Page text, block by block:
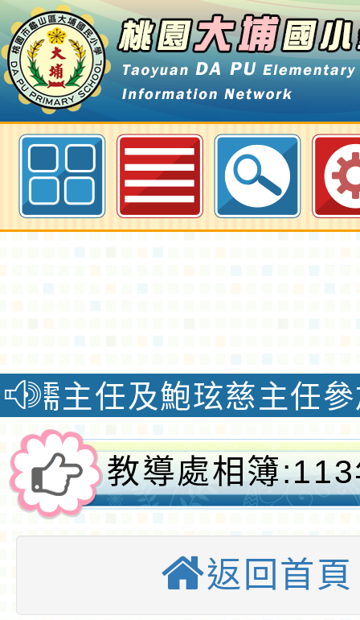
113年度原住民族語言能力認證初
鮑玹慈主任參加
教導處相簿
級認證合格頒
返回首頁